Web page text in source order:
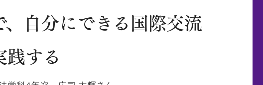
、自分にできる国際交流
践する